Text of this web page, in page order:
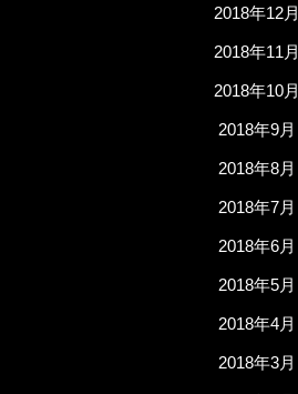
2018年12月
2018年11月
2018年10月
2018年9月
2018年8月
2018年7月
2018年6月
2018年5月
2018年4月
2018年3月